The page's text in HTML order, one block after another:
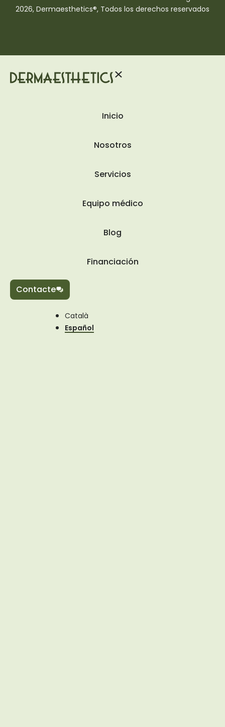
2026, Dermaesthetics®, Todos los derechos reservados
Inicio
Nosotros
Servicios
Equipo médico
Blog
Financiación
Contacte
Català
Español